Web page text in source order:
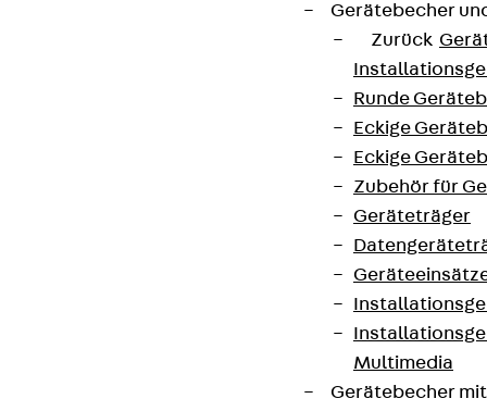
Gerätebecher
Zurück
Runde
Eckige
Eckige
Zubehör für
Geräteträger
Multimedia
Gerätebecher